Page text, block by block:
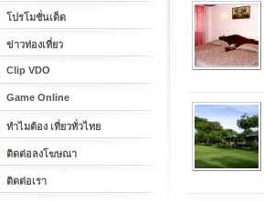
โปรโมชั่นเด็ด
ข่าวท่องเที่ยว
Clip VDO
Game Online
ทำไมต้อง เที่ยวทั่วไทย
ติดต่อลงโฆษณา
ติดต่อเรา